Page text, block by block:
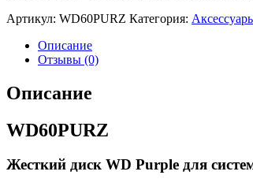
Артикул: WD60PURZ Категория:
Описание
Отзывы (0)
Описание
WD60PURZ
Жесткий диск WD Purple для